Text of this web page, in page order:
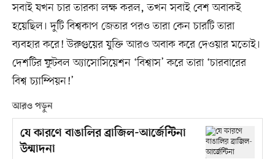
সবাই যখন চার তারকা লক্ষ করল, তখন সবাই বেশ অবাকই
হয়েছিল। দুটি বিশ্বকাপ জেতার পরও তারা কেন চারটি তারা
ব্যবহার করে! উরুগুয়ের যুক্তি আরও অবাক করে দেওয়ার মতোই।
দেশটির ফুটবল অ্যাসোসিয়েশন ‘বিশ্বাস’ করে তারা ‘চারবারের
বিশ্ব চ্যাম্পিয়ন!’
আরও পড়ুন
যে কারণে বাঙালির ব্রাজিল-আর্জেন্টিনা
উন্মাদনা